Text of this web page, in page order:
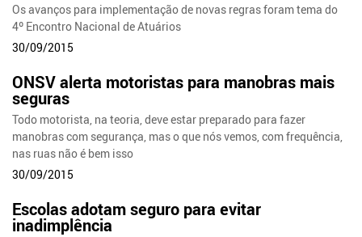
Os avanços para implementação de novas regras foram tema do
4º Encontro Nacional de Atuários
30/09/2015
ONSV alerta motoristas para manobras mais
seguras
Todo motorista, na teoria, deve estar preparado para fazer
manobras com segurança, mas o que nós vemos, com frequência,
nas ruas não é bem isso
30/09/2015
Escolas adotam seguro para evitar
inadimplência